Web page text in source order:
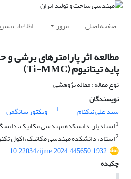
صفحه اصلی مرور اطلاعات
مطالعه اثر پارامترهای
پایه تیتانیوم (Ti-MMC)
نوع مقاله : مقاله پژوهشی
نویسندگان
سید علی نیکنام
1 ویکتور سانگمن
1استادیار، دانشکده مهندسی مکانیک،
2استاد، دانشکده مهندسی مکانیک، اکول
10.22034/ijme.2024.445650.1932
چکیده